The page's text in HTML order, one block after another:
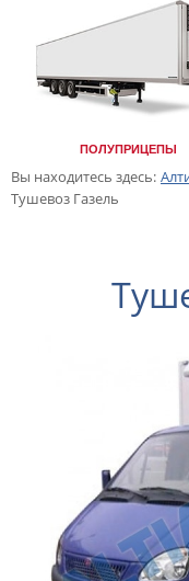
ПОЛУПРИЦЕПЫ
Вы находитесь здесь:
Тушевоз Газель